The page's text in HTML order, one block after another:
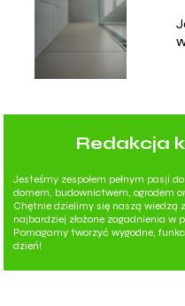
Redakcja
Jesteśmy zespołem pełnym pasji
domem, budownictwem, ogrodem
Chętnie dzielimy się naszą
najbardziej złożone zagadnienia w
Pomagamy tworzyć wygodne,
dzień!